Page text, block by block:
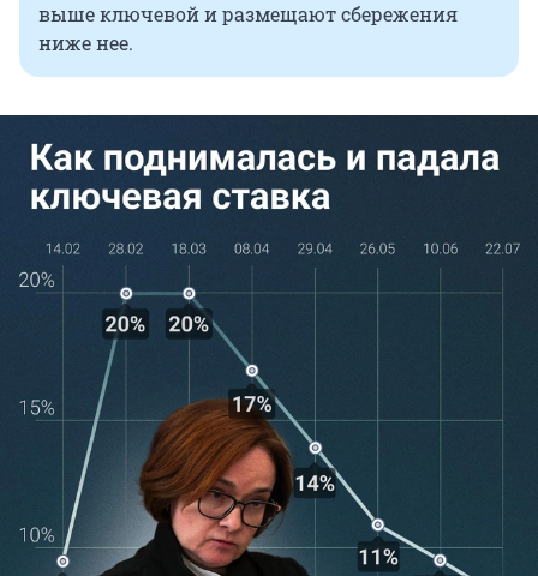
выше ключевой и размещают сбережения
ниже нее.